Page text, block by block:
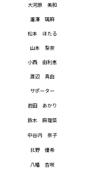
大河原 美和
瀧澤 璃麻
松本 ほたる
山本 梨奈
小西 由利恵
渡辺 真由
サポーター
岩田 あかり
鈴木 麻理菜
中谷内 奈子
北野 優希
八幡 杏咲